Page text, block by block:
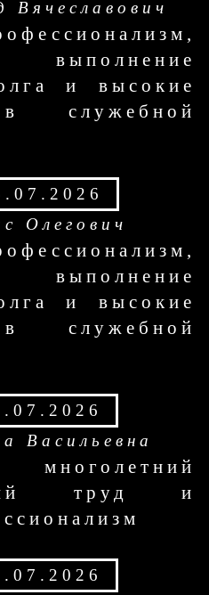
Вячеславович
выполнение
и высокие
служебной
Олегович
выполнение
и высокие
служебной
Васильевна
труд и